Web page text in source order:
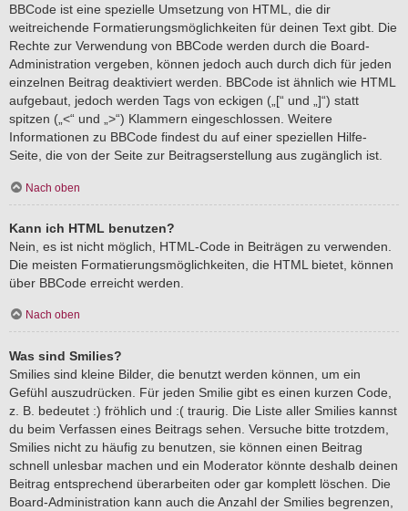
BBCode ist eine spezielle Umsetzung von HTML, die dir
weitreichende Formatierungsmöglichkeiten für deinen Text gibt. Die
Rechte zur Verwendung von BBCode werden durch die Board-
Administration vergeben, können jedoch auch durch dich für jeden
einzelnen Beitrag deaktiviert werden. BBCode ist ähnlich wie HTML
aufgebaut, jedoch werden Tags von eckigen („[“ und „]“) statt
spitzen („<“ und „>“) Klammern eingeschlossen. Weitere
Informationen zu BBCode findest du auf einer speziellen Hilfe-
Seite, die von der Seite zur Beitragserstellung aus zugänglich ist.
Nach oben
Kann ich HTML benutzen?
Nein, es ist nicht möglich, HTML-Code in Beiträgen zu verwenden.
Die meisten Formatierungsmöglichkeiten, die HTML bietet, können
über BBCode erreicht werden.
Nach oben
Was sind Smilies?
Smilies sind kleine Bilder, die benutzt werden können, um ein
Gefühl auszudrücken. Für jeden Smilie gibt es einen kurzen Code,
z. B. bedeutet :) fröhlich und :( traurig. Die Liste aller Smilies kannst
du beim Verfassen eines Beitrags sehen. Versuche bitte trotzdem,
Smilies nicht zu häufig zu benutzen, sie können einen Beitrag
schnell unlesbar machen und ein Moderator könnte deshalb deinen
Beitrag entsprechend überarbeiten oder gar komplett löschen. Die
Board-Administration kann auch die Anzahl der Smilies begrenzen,